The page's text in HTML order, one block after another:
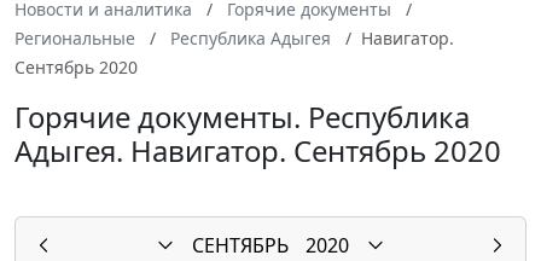
Новости и аналитика
Горячие документы
Региональные
Республика Адыгея
Навигатор.
Сентябрь 2020
Горячие документы. Республика
Адыгея. Навигатор. Сентябрь 2020
СЕНТЯБРЬ
2020